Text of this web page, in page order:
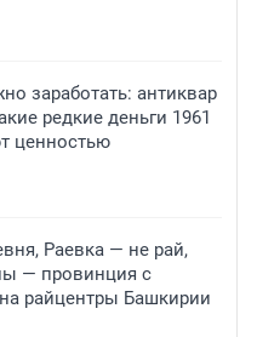
заработать: антиквар
редкие деньги 1961
ценностью
Раевка — не рай,
— провинция с
райцентры Башкирии